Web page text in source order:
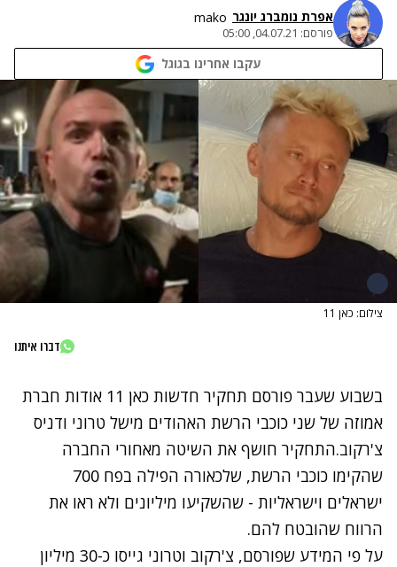
אפרת נומברג יונגר mako
פורסם: 04.07.21, 05:00
עקבו אחרינו בגוגל
צילום: כאן 11
דברו איתנו
בשבוע שעבר פורסם תחקיר חדשות כאן 11 אודות חברת
אמוזה של שני כוכבי הרשת האהודים מישל טרוני ודניס
צ'רקוב.התחקיר חושף את השיטה מאחורי החברה
שהקימו כוכבי הרשת, שלכאורה הפילה בפח 700
ישראלים וישראליות - שהשקיעו מיליונים ולא ראו את
הרווח שהובטח להם.
על פי המידע שפורסם, צ'רקוב וטרוני גייסו כ-30 מיליון